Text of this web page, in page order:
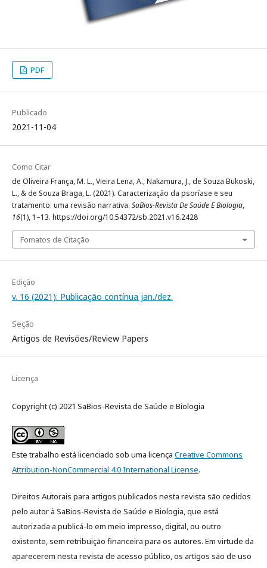
PDF
Publicado
2021-11-04
Como Citar
de Oliveira França, M. L., Vieira Lena, A., Nakamura, J., de Souza Bukoski,
L., & de Souza Braga, L. (2021). Caracterização da psoríase e seu
tratamento: uma revisão narrativa. SaBios-Revista De Saúde E Biologia,
16(1), 1–13. https://doi.org/10.54372/sb.2021.v16.2428
Fomatos de Citação
Edição
v. 16 (2021): Publicação contínua jan./dez.
Seção
Artigos de Revisões/Review Papers
Licença
Copyright (c) 2021 SaBios-Revista de Saúde e Biologia
Este trabalho está licenciado sob uma licença Creative Commons
Attribution-NonCommercial 4.0 International License.
Direitos Autorais para artigos publicados nesta revista são cedidos
pelo autor à SaBios-Revista de Saúde e Biologia, que está
autorizada a publicá-lo em meio impresso, digital, ou outro
existente, sem retribuição financeira para os autores. Em virtude da
aparecerem nesta revista de acesso público, os artigos são de uso